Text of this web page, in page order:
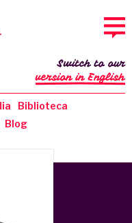
Biblioteca
Blog
Switch to our
version in English